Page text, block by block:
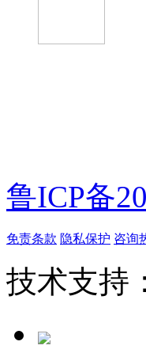
鲁ICP备
免责条款 隐私保护 咨询
技术支持：